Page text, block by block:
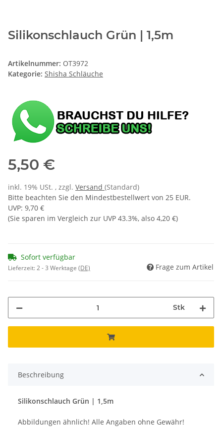
Silikonschlauch Grün | 1,5m
Artikelnummer: OT3972
Kategorie: Shisha Schläuche
5,50 €
inkl. 19% USt. , zzgl. Versand (Standard)
Bitte beachten Sie den Mindestbestellwert von 25 EUR.
UVP: 9,70 €
(Sie sparen im Vergleich zur UVP 43.3%, also 4,20 €)
Sofort verfügbar
Lieferzeit:2 - 3 Werktage (DE) Frage zum Artikel
Stk
Beschreibung
Silikonschlauch Grün | 1,5m
Abbildungen ähnlich! Alle Angaben ohne Gewähr!